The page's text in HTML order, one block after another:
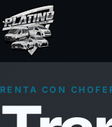
RENTA CON